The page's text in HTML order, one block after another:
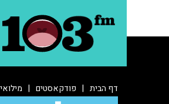
דף הבית | פודקאסטים |